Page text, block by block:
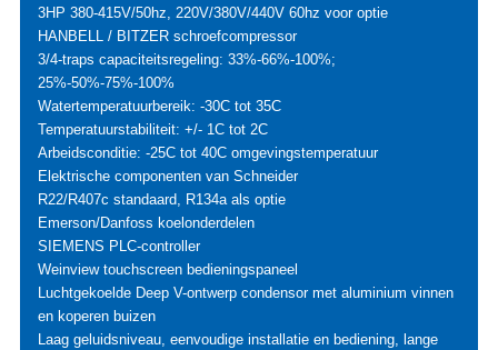
3HP 380-415V/50hz, 220V/380V/440V 60hz voor optie
HANBELL / BITZER schroefcompressor
3/4-traps capaciteitsregeling: 33%-66%-100%;
25%-50%-75%-100%
Watertemperatuurbereik: -30C tot 35C
Temperatuurstabiliteit: +/- 1C tot 2C
Arbeidsconditie: -25C tot 40C omgevingstemperatuur
Elektrische componenten van Schneider
R22/R407c standaard, R134a als optie
Emerson/Danfoss koelonderdelen
SIEMENS PLC-controller
Weinview touchscreen bedieningspaneel
Luchtgekoelde Deep V-ontwerp condensor met aluminium vinnen
en koperen buizen
Laag geluidsniveau, eenvoudige installatie en bediening, lange